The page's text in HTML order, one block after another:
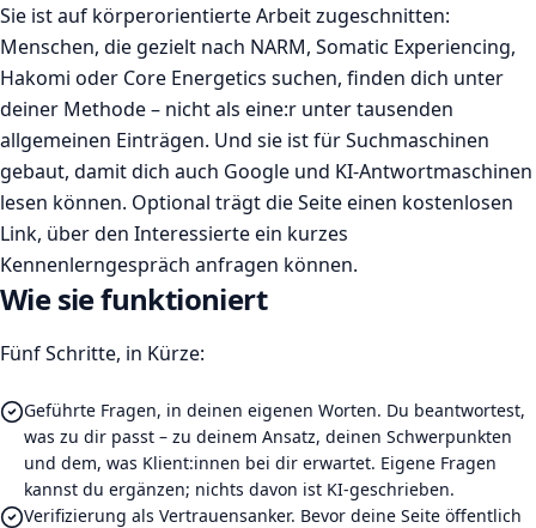
Sie ist auf körperorientierte Arbeit zugeschnitten:
Menschen, die gezielt nach NARM, Somatic Experiencing,
Hakomi oder Core Energetics suchen, finden dich unter
deiner Methode – nicht als eine:r unter tausenden
allgemeinen Einträgen. Und sie ist für Suchmaschinen
gebaut, damit dich auch Google und KI-Antwortmaschinen
lesen können. Optional trägt die Seite einen kostenlosen
Link, über den Interessierte ein kurzes
Kennenlerngespräch anfragen können.
Wie sie funktioniert
Fünf Schritte, in Kürze:
Geführte Fragen, in deinen eigenen Worten. Du beantwortest,
was zu dir passt – zu deinem Ansatz, deinen Schwerpunkten
und dem, was Klient:innen bei dir erwartet. Eigene Fragen
kannst du ergänzen; nichts davon ist KI-geschrieben.
Verifizierung als Vertrauensanker. Bevor deine Seite öffentlich